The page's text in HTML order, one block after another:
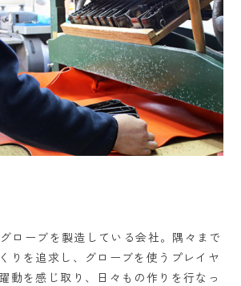
ローブを製造している会社。隅々まで
りを追求し、グローブを使うプレイヤ
動を感じ取り、日々もの作りを行なっ